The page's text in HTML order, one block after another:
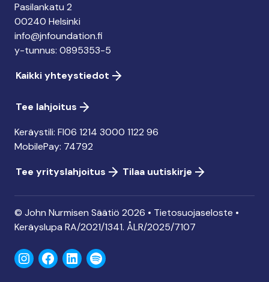
Pasilankatu 2
00240 Helsinki
info@jnfoundation.fi
y-tunnus: 0895353-5
Kaikki yhteystiedot
Tee lahjoitus
Keräystili: FI06 1214 3000 1122 96
MobilePay: 74792
Tee yrityslahjoitus
Tilaa uutiskirje
© John Nurmisen Säätiö 2026 • Tietosuojaseloste •
Keräyslupa RA/2021/1341. ÅLR/2025/7107
InstagramFacebook
LinkedInSpotify